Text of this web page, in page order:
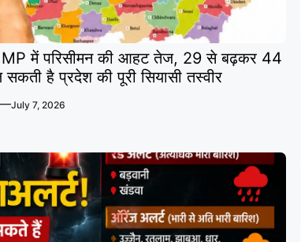
में परिसीमन की आहट तेज, 29 से बढ़कर 44
है प्रदेश की पूरी सियासी तस्वीर
July 7, 2026